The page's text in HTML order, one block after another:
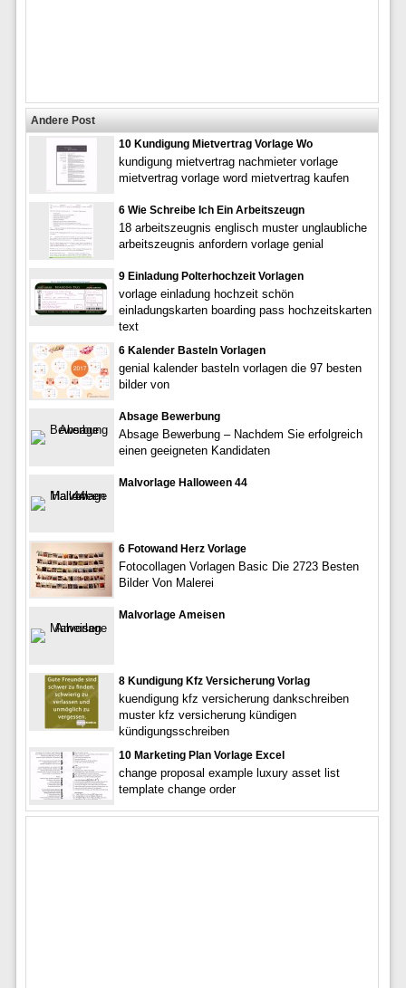
Andere Post
10 Kundigung Mietvertrag Vorlage Wo
kundigung mietvertrag nachmieter vorlage
mietvertrag vorlage word mietvertrag kaufen
6 Wie Schreibe Ich Ein Arbeitszeugn
18 arbeitszeugnis englisch muster unglaubliche
arbeitszeugnis anfordern vorlage genial
9 Einladung Polterhochzeit Vorlagen
vorlage einladung hochzeit schön
einladungskarten boarding pass hochzeitskarten
text
6 Kalender Basteln Vorlagen
genial kalender basteln vorlagen die 97 besten
bilder von
Absage Bewerbung
Absage Bewerbung – Nachdem Sie erfolgreich
einen geeigneten Kandidaten
Malvorlage Halloween 44
6 Fotowand Herz Vorlage
Fotocollagen Vorlagen Basic Die 2723 Besten
Bilder Von Malerei
Malvorlage Ameisen
8 Kundigung Kfz Versicherung Vorlag
kuendigung kfz versicherung dankschreiben
muster kfz versicherung kündigen
kündigungsschreiben
10 Marketing Plan Vorlage Excel
change proposal example luxury asset list
template change order